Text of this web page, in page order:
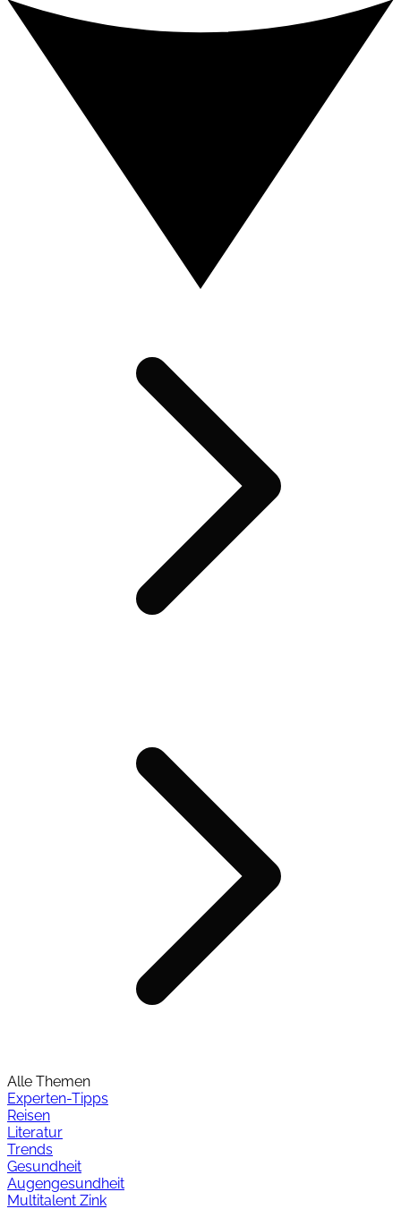
Alle Themen
Experten-Tipps
Reisen
Literatur
Trends
Gesundheit
Augengesundheit
Multitalent Zink